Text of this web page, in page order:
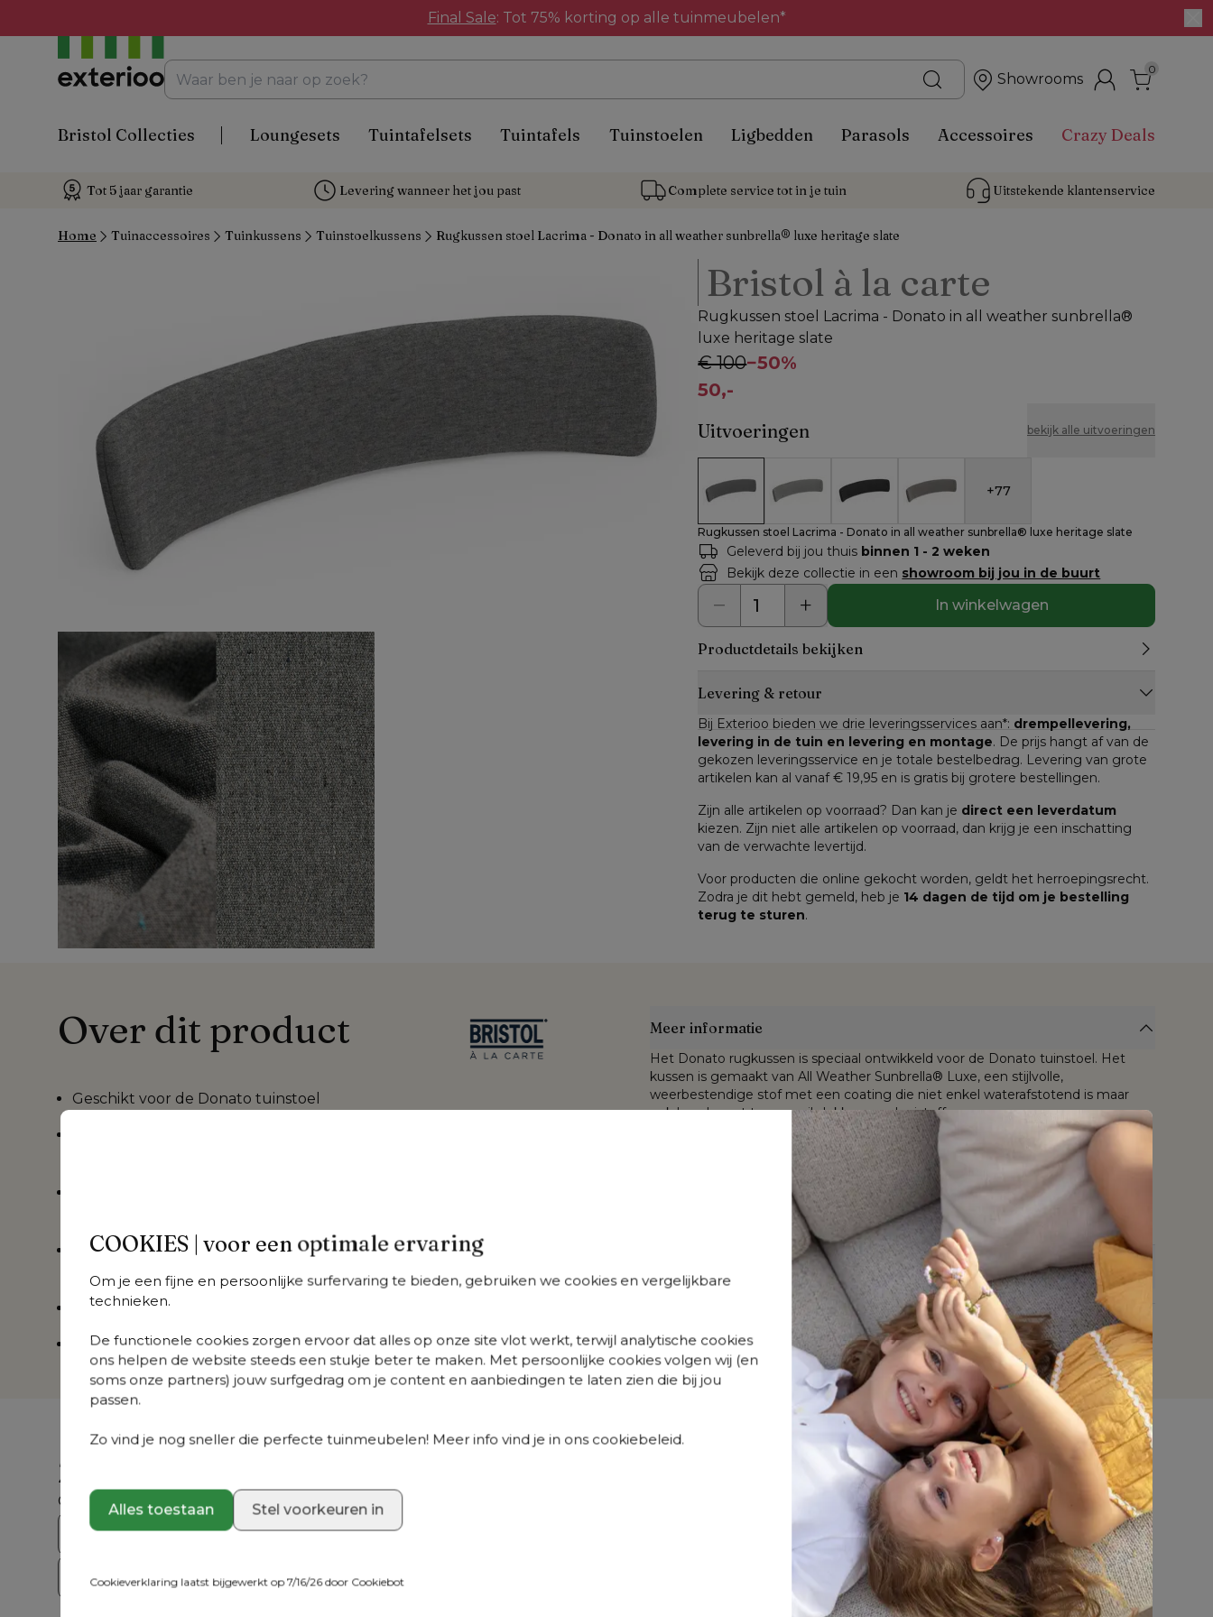
COOKIES | voor een optimale ervaring
Om je een fijne en persoonlijke surfervaring te bieden, gebruiken we cookies en vergelijkbare
technieken.
De functionele cookies zorgen ervoor dat alles op onze site vlot werkt, terwijl analytische cookies
ons helpen de website steeds een stukje beter te maken. Met persoonlijke cookies volgen wij (en
soms onze partners) jouw surfgedrag om je content en aanbiedingen te laten zien die bij jou
passen.
Zo vind je nog sneller die perfecte tuinmeubelen! Meer info vind je in ons cookiebeleid.
Alles toestaan Stel voorkeuren in
Cookieverklaring laatst bijgewerkt op 7/16/26 door Cookiebot
Final Sale: Tot 75% korting op alle tuinmeubelen*
Showrooms
0
Bristol Collecties Loungesets Tuintafelsets Tuintafels Tuinstoelen Ligbedden Parasols Accessoires Crazy Deals
Tot 5 jaar garantie Levering wanneer het jou past Complete service tot in je tuin Uitstekende klantenservice
Home Tuinaccessoires Tuinkussens Tuinstoelkussens Rugkussen stoel Lacrima - Donato in all weather sunbrella® luxe heritage slate
Bristol à la carte
Rugkussen stoel Lacrima - Donato in all weather sunbrella®
luxe heritage slate
€ 100−50%
50,-
Uitvoeringen bekijk alle uitvoeringen
Rugkussen stoel Lacrima - Donato in all weather sunbrella® luxe
Rugkussen stoel Lacrima - Donato in all weather sunbrella®
Rugkussen stoel Lacrima - Donato in all weather
Rugkussen stoel Lacrima - Donato in all
+77
Rugkussen stoel Lacrima - Donato in all weather sunbrella® luxe heritage slate
Geleverd bij jou thuis binnen 1 - 2 weken
Bekijk deze collectie in een showroom bij jou in de buurt
In winkelwagen
Productdetails bekijken
Levering & retour
Bij Exterioo bieden we drie leveringsservices aan*: drempellevering,
levering in de tuin en levering en montage. De prijs hangt af van de
gekozen leveringsservice en je totale bestelbedrag. Levering van grote
artikelen kan al vanaf € 19,95 en is gratis bij grotere bestellingen.
Zijn alle artikelen op voorraad? Dan kan je direct een leverdatum
kiezen. Zijn niet alle artikelen op voorraad, dan krijg je een inschatting
van de verwachte levertijd.
Voor producten die online gekocht worden, geldt het herroepingsrecht.
Zodra je dit hebt gemeld, heb je 14 dagen de tijd om je bestelling
terug te sturen.
Over dit product
Geschikt voor de Donato tuinstoel
De quick dry foam zorgt er voor dat hetkussen ademend en
schimmelwerend is
Kussen is voorzien van een
5 jaar garantie
Meer informatie
Het Donato rugkussen is speciaal ontwikkeld voor de Donato tuinstoel. Het
kussen is gemaakt van All Weather Sunbrella® Luxe, een stijlvolle,
weerbestendige stof met een coating die niet enkel waterafstotend is maar
ook beschermt tegen vuil;vlekken en vloeistoffen.
De Sunbrella® Luxe stof is bestand tegen weer en wind, mag het hele jaar
buiten blijven en toont zich jarenlang slijt- en kleurvast dankzij de tot in de kern
gekleurde acrylvezel. De ademende stof wordt bij Bristol À La Carte
gecombineerd met een dubbele laag quick dry foam, een comfortabel schuim
met open poriënstructuur dat geen water ophoudt én snel droogt.
Geniet van buitengewone keuze en design, met uitzonderlijke topkwaliteit.
113650
Te zien in de showroom
Nee
Breedte
30 cm
Diepte
15 cm
Certificaten
Niet van toepassing
2 cm
B 30 x D 15 x d 2 cm
Merk
Bristol à la carte
Ja
Weerbestendigheid tuinmeubel
Dit tuinmeubel is geschikt om in de
zomer buiten te laten staan, maar het
is raadzaam om het in de
winterperiode en bij langdurig slecht
weer overdekt te plaatsen voor extra
bescherming.
Dit kussen is geschikt om in de zomer
buiten te laten liggen, maar het is
Zoek je iets anders?
Ontdek ons volledig aanbod
Bristol Collecties
Loungesets Tuintafelsets Parasols Accessoires
Crazy Deals